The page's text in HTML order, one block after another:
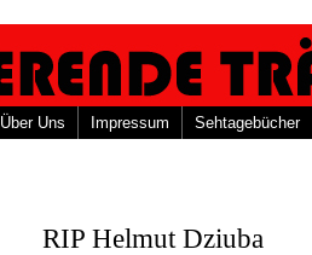
Über Uns Impressum Sehtagebücher
RIP Helmut Dziuba